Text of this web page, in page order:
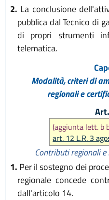
2. La conclusione
pubblica dal Tecnico di
di propri strumenti
telematica.
Modalità, criteri di
regionali e
(aggiunta lett. b
art. 12 L.R. 3
Contributi regionali
1. Per il sostegno dei
regionale concede
dall'articolo 14.